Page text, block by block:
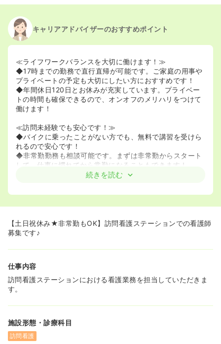
キャリアアドバイザーのおすすめポイント
≪ライフワークバランスを大切に働けます！≫
◆17時までの勤務で直行直帰が可能です。ご家庭の用事や
プライベートの予定も大切にしたい方におすすめです！
◆年間休日120日とお休みが充実しています。プライベー
トの時間も確保できるので、オンオフのメリハリをつけて
働けます！
≪訪問未経験でも安心です！≫
◆バイクに乗ったことがない方でも、無料で講習を受けら
れるので安心です！
◆非常勤勤務も相談可能です。まずは非常勤からスタート
して、仕事に慣れてから常勤になることもできます！
◆年収400万円以上も可能です。頑張りがしっかり評価さ
続きを読む
【土日祝休み★非常勤もOK】訪問看護ステーションでの看護師
募集です♪
仕事内容
訪問看護ステーションにおける看護業務を担当していただきま
す。
施設形態・診療科目
訪問看護